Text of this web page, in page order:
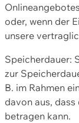
oder, wenn der
unsere
Speicherdauer:
zur
B. im Rahmen
davon aus,
betragen kann.